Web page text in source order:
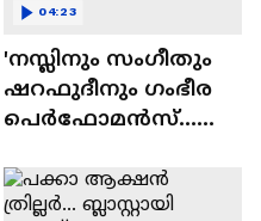
'നസ്ലിനും സംഗീതും
ഷറഫുദീനും ഗംഭീര
പെർഫോമൻസ്...
ടൈംസ്' | Mollywood
Times
04:23